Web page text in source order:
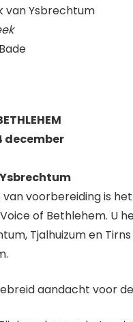
van Ysbrechtum
december
van voorbereiding is
of Bethlehem. U
Tjalhuizum en
aandacht voor